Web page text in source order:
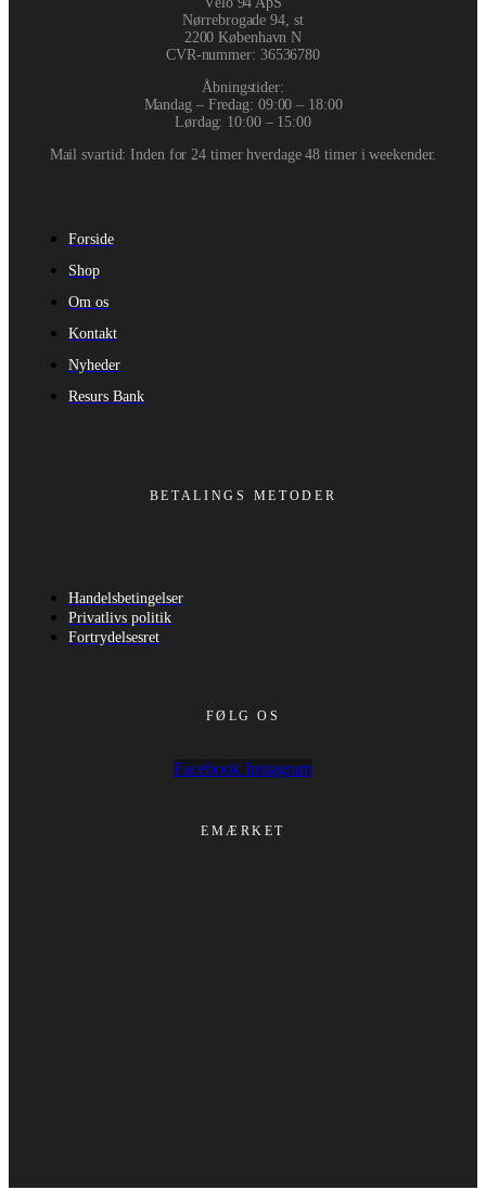
Nørrebrogade 94, st
2200 København N
CVR-nummer: 36536780
Åbningstider:
Mandag – Fredag: 09:00 – 18:00
Lørdag: 10:00 – 15:00
Mail svartid: Inden for 24 timer hverdage 48 timer i weekender.
Forside
Shop
Om os
Kontakt
Nyheder
Resurs Bank
BETALINGS METODER
Handelsbetingelser
Privatlivs politik
Fortrydelsesret
FØLG OS
Facebook Instagram
EMÆRKET